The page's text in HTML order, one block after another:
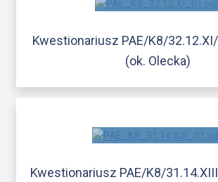
Kwestionariusz PAE/K8/
(ok. Olecka)
Kwestionariusz PAE/K8/